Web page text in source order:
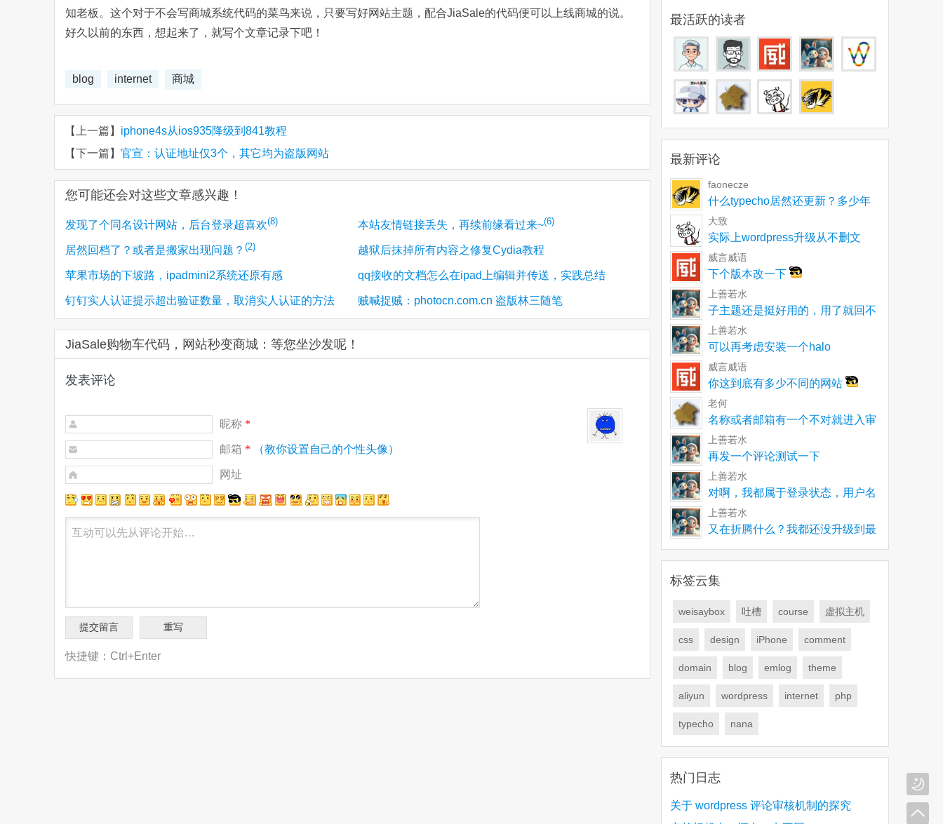
知老板。这个对于不会写商城系统代码的菜鸟来说，只要写好网站主题，配合JiaSale的代码便可以上线商城的说。
好久以前的东西，想起来了，就写个文章记录下吧！
blog internet 商城
【上一篇】 iphone4s从ios935降级到841教程
【下一篇】 官宣：认证地址仅3个，其它均为盗版网站
您可能还会对这些文章感兴趣！
发现了个同名设计网站，后台登录超喜欢(8) 本站友情链接丢失，再续前缘看过来~(6)
居然回档了？或者是搬家出现问题？ (2) 越狱后抹掉所有内容之修复Cydia教程
苹果市场的下坡路，ipadmini2系统还原有感 qq接收的文档怎么在ipad上编辑并传送，实践总结
钉钉实人认证提示超出验证数量，取消实人认证的方法 贼喊捉贼：photocn.com.cn 盗版林三随笔
JiaSale购物车代码，网站秒变商城：等您坐沙发呢！
发表评论
昵称 *
邮箱 * （教你设置自己的个性头像）
网址
快捷键：Ctrl+Enter
最活跃的读者
最新评论
faonecze
什么typecho居然还更新？多少年
了一直以为就
大致
实际上wordpress升级从不删文
件。不再使用
威言威语
下个版本改一下
上善若水
子主题还是挺好用的，用了就回不
去了
上善若水
可以再考虑安装一个halo
威言威语
你这到底有多少不同的网站
老何
名称或者邮箱有一个不对就进入审
核呀
上善若水
再发一个评论测试一下
上善若水
对啊，我都属于登录状态，用户名
和邮箱都没有单独输
上善若水
又在折腾什么？我都还没升级到最
标签云集
weisaybox 吐槽 course 虚拟主机
css design iPhone comment
domain blog emlog theme
aliyun wordpress internet php
typecho nana
热门日志
关于 wordpress 评论审核机制的探究